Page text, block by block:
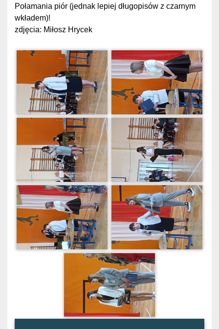
Połamania piór (jednak lepiej długopisów z czarnym
wkładem)!
zdjęcia: Miłosz Hrycek